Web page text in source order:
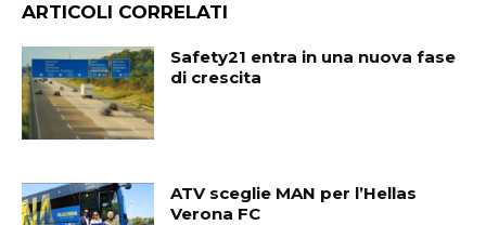
ARTICOLI CORRELATI
Safety21 entra in una nuova fase
di crescita
ATV sceglie MAN per l’Hellas
Verona FC